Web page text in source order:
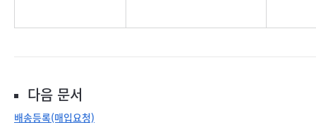
다음 문서
배송등록(매입요청)